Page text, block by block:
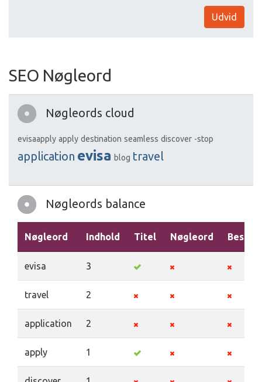
Udvid
SEO Nøgleord
Nøgleords cloud
evisaapply apply destination seamless discover -stop
application evisa blog travel
Nøgleords balance
Nøgleord Indhold Titel Nøgleord
evisa 3
travel 2
application 2
apply 1